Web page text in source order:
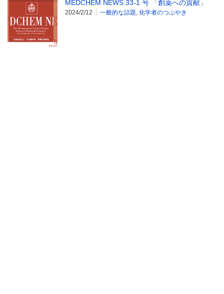
MEDCHEM NEWS 33-1 号 「創薬への貢献」
2024/2/12 一般的な話題, 化学者のつぶやき